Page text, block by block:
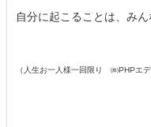
自分に起こることは、み
（人生お一人様一回限り ㈱PHPエデ